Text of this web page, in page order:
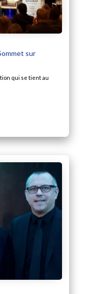
sur
qui se tient au